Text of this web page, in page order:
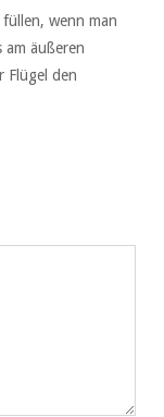
wenn man
am äußeren
Flügel den